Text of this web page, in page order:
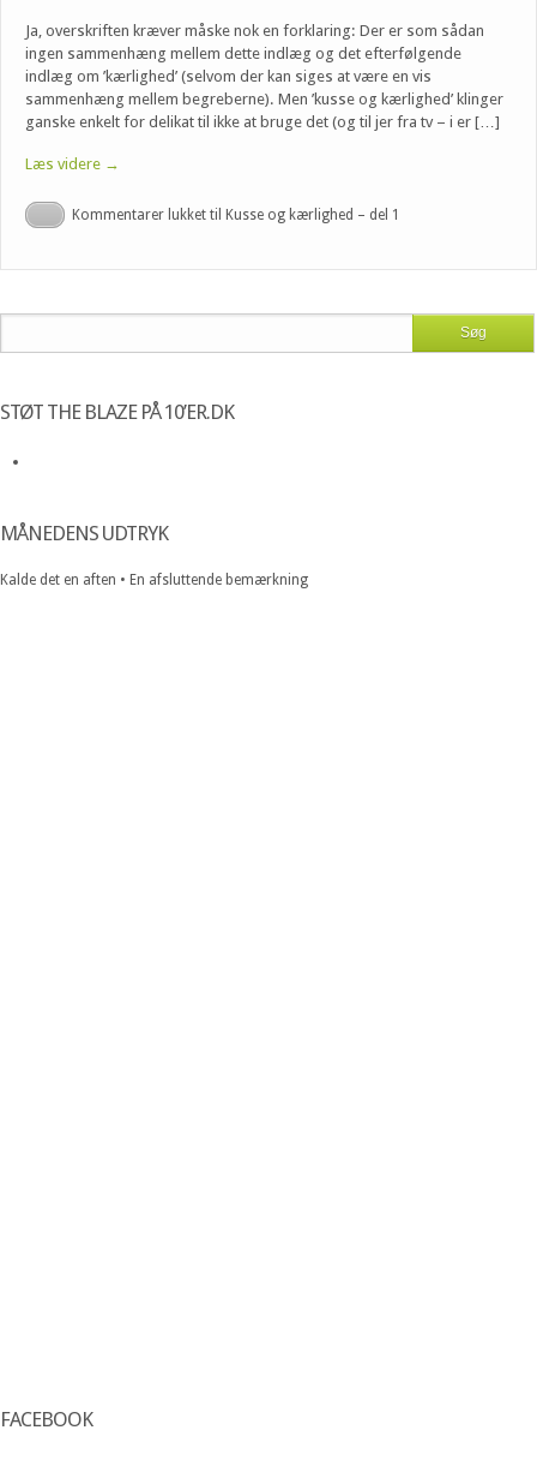
Ja, overskriften kræver måske nok en forklaring: Der er som sådan
ingen sammenhæng mellem dette indlæg og det efterfølgende
indlæg om ’kærlighed’ (selvom der kan siges at være en vis
sammenhæng mellem begreberne). Men ’kusse og kærlighed’ klinger
ganske enkelt for delikat til ikke at bruge det (og til jer fra tv – i er […]
Læs videre →
Kommentarer lukket til Kusse og kærlighed – del 1
STØT THE BLAZE PÅ 10’ER.DK
MÅNEDENS UDTRYK
Kalde det en aften • En afsluttende bemærkning
FACEBOOK